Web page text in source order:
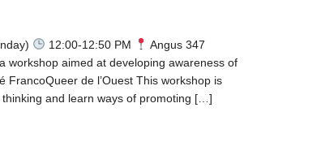
12:00-12:50 PM
Angus 347
workshop aimed at developing awareness of
FrancoQueer de l’Ouest This workshop is
and learn ways of promoting […]